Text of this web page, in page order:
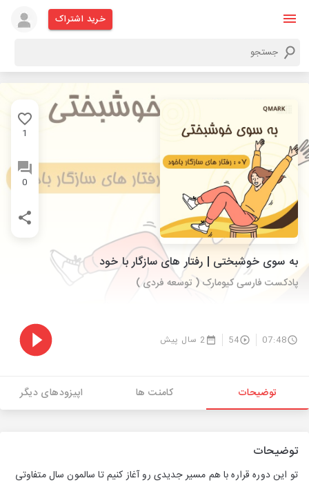
خرید اشتراک
1
0
به سوی خوشبختی | رفتار های سازگار با خود
پادکست فارسی کیومارک ( توسعه فردی )
07:48
54 2 سال پیش
توضیحات کامنت ها اپیزودهای دیگر
توضیحات
تو این دوره قراره با هم مسیر جدیدی رو آغاز کنیم تا سالمون سال متفاوتی